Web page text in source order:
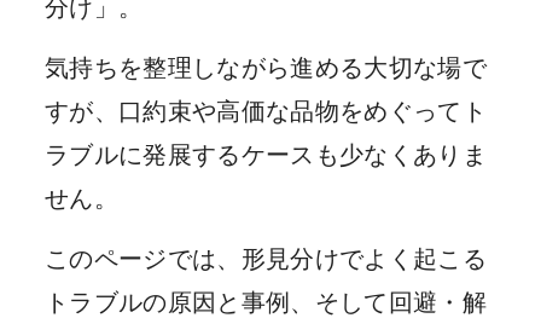
分け」。
気持ちを整理しながら進める大切な場で
すが、口約束や高価な品物をめぐってト
ラブルに発展するケースも少なくありま
せん。
このページでは、形見分けでよく起こる
トラブルの原因と事例、そして回避・解